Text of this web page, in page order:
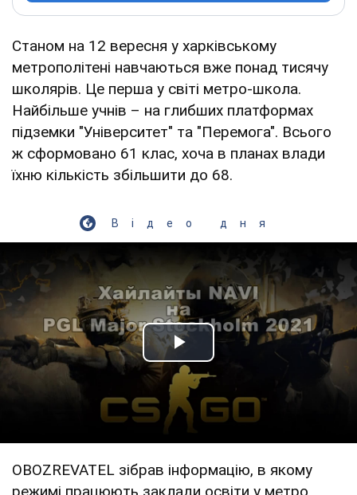
Станом на 12 вересня у харківському
метрополітені навчаються вже понад тисячу
школярів. Це перша у світі метро-школа.
Найбільше учнів – на глибших платформах
підземки "Університет" та "Перемога". Всього
ж сформовано 61 клас, хоча в планах влади
їхню кількість збільшити до 68.
Відео дня
Play Video
OBOZREVATEL зібрав інформацію, в якому
режимі працюють заклади освіти у метро